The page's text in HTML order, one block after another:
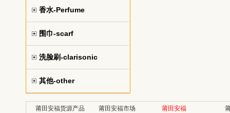
香水-Perfume
围巾-scarf
洗脸刷-clarisonic
其他-other
莆田安福货源产品
莆田安福市场 莆田安福